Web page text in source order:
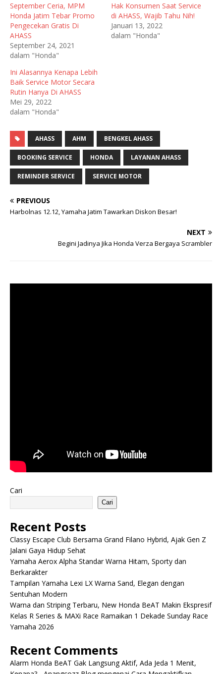
September Ceria, MPM
Honda Jatim Tebar Promo
Pengecekan Gratis Di
AHASS
September 24, 2021
dalam "Honda"
Hak Konsumen Saat Service
di AHASS, Wajib Tahu Nih!
Januari 13, 2022
dalam "Honda"
Ini Alasannya Kenapa Lebih
Baik Service Motor Secara
Rutin Hanya Di AHASS
Mei 29, 2022
dalam "Honda"
AHASS AHM BENGKEL AHASS
BOOKING SERVICE HONDA LAYANAN AHASS
REMINDER SERVICE SERVICE MOTOR
PREVIOUS
Harbolnas 12.12, Yamaha Jatim Tawarkan Diskon Besar!
NEXT
Begini Jadinya Jika Honda Verza Bergaya Scrambler
Cari
Cari
Recent Posts
Classy Escape Club Bersama Grand Filano Hybrid, Ajak Gen Z
Jalani Gaya Hidup Sehat
Yamaha Aerox Alpha Standar Warna Hitam, Sporty dan
Berkarakter
Tampilan Yamaha Lexi LX Warna Sand, Elegan dengan
Sentuhan Modern
Warna dan Striping Terbaru, New Honda BeAT Makin Ekspresif
Kelas R Series & MAXi Race Ramaikan 1 Dekade Sunday Race
Yamaha 2026
Recent Comments
Alarm Honda BeAT Gak Langsung Aktif, Ada Jeda 1 Menit,